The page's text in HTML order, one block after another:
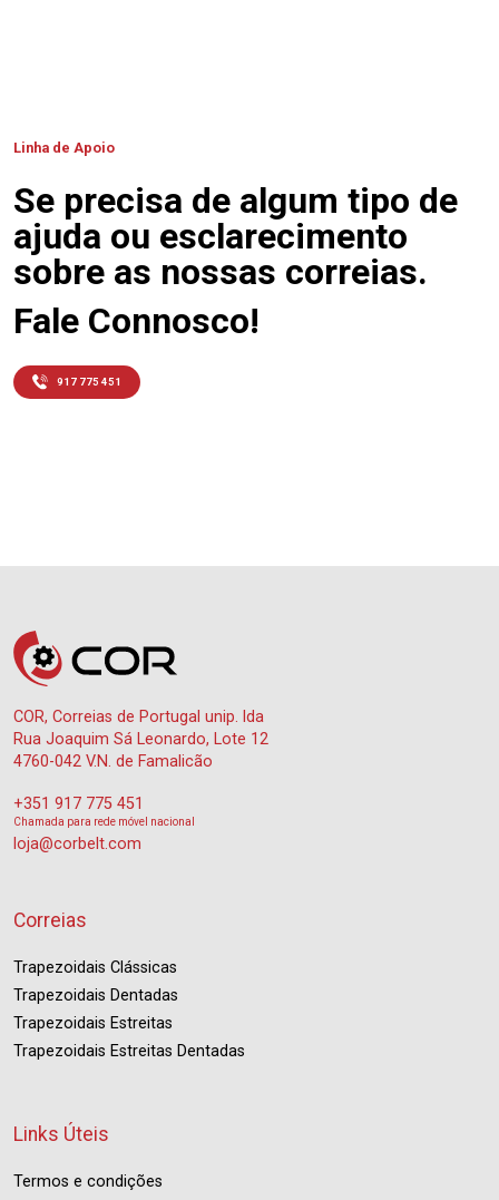
Linha de Apoio
Se precisa de algum tipo de
ajuda ou esclarecimento
sobre as nossas correias.
Fale Connosco!
917 775 451
COR, Correias de Portugal unip. lda
Rua Joaquim Sá Leonardo, Lote 12
4760-042 V.N. de Famalicão
+351 917 775 451
Chamada para rede móvel nacional
loja@corbelt.com
Correias
Trapezoidais Clássicas
Trapezoidais Dentadas
Trapezoidais Estreitas
Trapezoidais Estreitas Dentadas
Links Úteis
Termos e condições